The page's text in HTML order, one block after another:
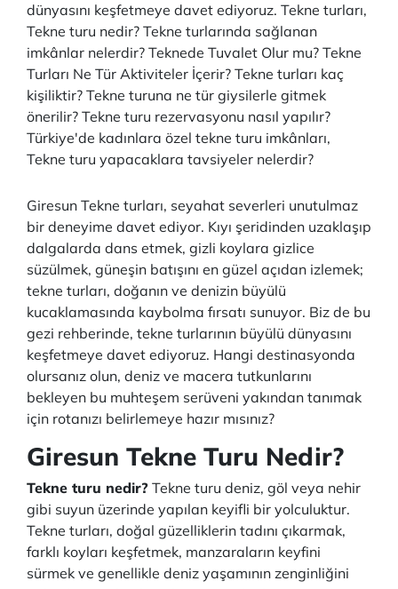
dünyasını keşfetmeye davet ediyoruz. Tekne turları,
Tekne turu nedir? Tekne turlarında sağlanan
imkânlar nelerdir? Teknede Tuvalet Olur mu? Tekne
Turları Ne Tür Aktiviteler İçerir? Tekne turları kaç
kişiliktir? Tekne turuna ne tür giysilerle gitmek
önerilir? Tekne turu rezervasyonu nasıl yapılır?
Türkiye'de kadınlara özel tekne turu imkânları,
Tekne turu yapacaklara tavsiyeler nelerdir?
Giresun Tekne turları, seyahat severleri unutulmaz
bir deneyime davet ediyor. Kıyı şeridinden uzaklaşıp
dalgalarda dans etmek, gizli koylara gizlice
süzülmek, güneşin batışını en güzel açıdan izlemek;
tekne turları, doğanın ve denizin büyülü
kucaklamasında kaybolma fırsatı sunuyor. Biz de bu
gezi rehberinde, tekne turlarının büyülü dünyasını
keşfetmeye davet ediyoruz. Hangi destinasyonda
olursanız olun, deniz ve macera tutkunlarını
bekleyen bu muhteşem serüveni yakından tanımak
için rotanızı belirlemeye hazır mısınız?
Giresun Tekne Turu Nedir?
Tekne turu nedir? Tekne turu deniz, göl veya nehir
gibi suyun üzerinde yapılan keyifli bir yolculuktur.
Tekne turları, doğal güzelliklerin tadını çıkarmak,
farklı koyları keşfetmek, manzaraların keyfini
sürmek ve genellikle deniz yaşamının zenginliğini